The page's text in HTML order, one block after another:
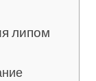
липом